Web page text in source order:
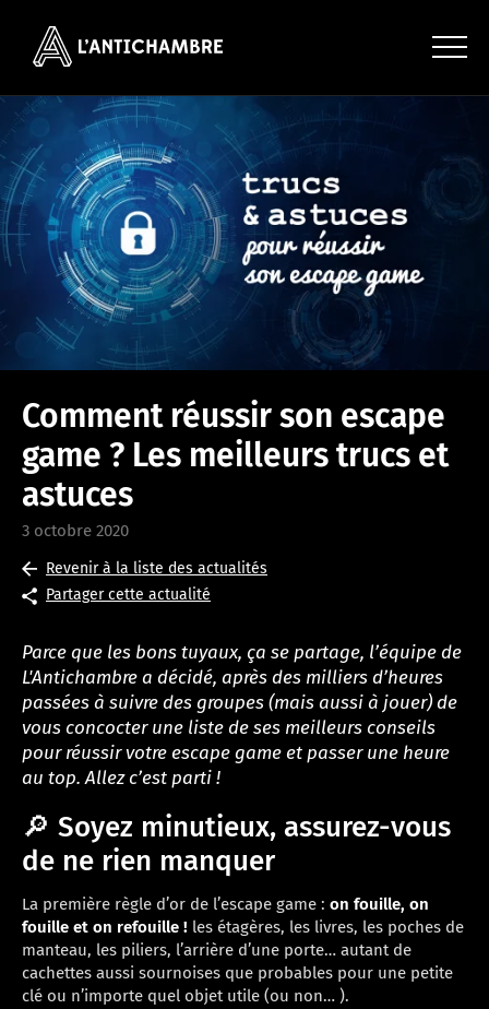
Comment réussir son escape
game ? Les meilleurs trucs et
astuces
3 octobre 2020
Revenir à la liste des actualités
Partager cette actualité
Parce que les bons tuyaux, ça se partage, l’équipe de
L'Antichambre a décidé, après des milliers d’heures
passées à suivre des groupes (mais aussi à jouer) de
vous concocter une liste de ses meilleurs conseils
pour réussir votre escape game et passer une heure
au top. Allez c’est parti !
🔎 Soyez minutieux, assurez-vous
de ne rien manquer
La première règle d’or de l’escape game : on fouille, on
fouille et on refouille ! les étagères, les livres, les poches de
manteau, les piliers, l’arrière d’une porte… autant de
cachettes aussi sournoises que probables pour une petite
clé ou n’importe quel objet utile (ou non… ).